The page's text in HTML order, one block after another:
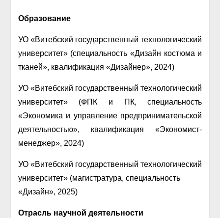
Образование
УО «Витебский государственный технологический
университет» (специальность «Дизайн костюма и
тканей», квалификация «Дизайнер», 2024)
УО «Витебский государственный технологический
университет» (ФПК и ПК, специальность
«Экономика и управление предпринимательской
деятельностью», квалификация «Экономист-
менеджер», 2024)
УО «Витебский государственный технологический
университет» (магистратура, специальность
«Дизайн», 2025)
Отрасль научной деятельности